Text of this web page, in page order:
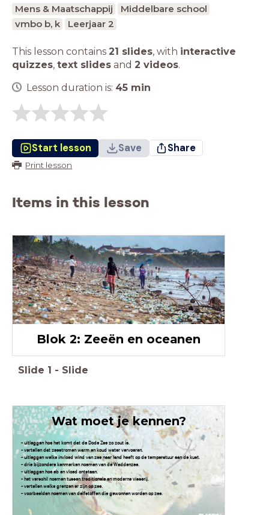
Mens & Maatschappij
Middelbare school
vmbo b, k
Leerjaar 2
This lesson contains 21 slides, with interactive
quizzes, text slides and 2 videos.
Lesson duration is: 45 min
Start lesson Save Share
Print lesson
Items in this lesson
Blok 2: Zeeën en oceanen
Slide 1 - Slide
Wat moet je kennen?
- uitleggen hoe het komt dat de Dode Zee zo zout is.
- vertellen dat zeestromen warm en koud water vervoeren.
- uitleggen welke invloed wind van zee naar land heeft op de temperatuur aan de kust.
- drie bijzondere kenmerken noemen van de Waddenzee.
- uitleggen hoe eb en vloed ontstaan.
- het verschil noemen tussen traditionele en moderne visserij.
- vertellen welke grenzen er zijn op zee.
- voorbeelden noemen van delfstoffen die gewonnen worden op zee.